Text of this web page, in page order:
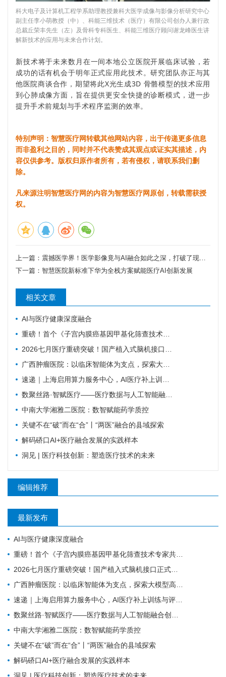
科大电子及计算机工程学系助理教授兼科大医学成像与影像分析研究中心
副主任李小萌教授（中）、科能三维技术（医疗）有限公司创办人兼行政
总裁丘荣丰先生（左）及骨科专科医生、科能三维医疗顾问谢龙峰医生讲
解新技术的应用与未来合作计划。
新技术将于未来数月在一间本地公立医院开展临床试验，若
成功的话有机会于明年正式应用此技术。研究团队亦正与其
他医院商谈合作，期望将此X光生成3D 骨骼模型的技术应用
到心肺成像方面，旨在提供更安全快捷的诊断模式，进一步
提升手术前规划与手术程序监测的效率。
特别声明：智慧医疗网转载其他网站内容，出于传递更多信息
而非盈利之目的，同时并不代表赞成其观点或证实其描述，内
容仅供参考。版权归原作者所有，若有侵权，请联系我们删
除。
凡来源注明智慧医疗网的内容为智慧医疗网原创，转载需获授
权。
上一篇： 震撼医学界！医学影像竟与AI融合如此之深，打破了现有医疗技术!
下一篇： 智慧医院新标准下华为全栈方案赋能医疗AI创新发展
相关文章
AI与医疗健康深度融合
重磅！首个《子宫内膜癌基因甲基化筛查技术专家共识（2026版）》正式发布！
2026七月医疗重磅突破！国产植入式脑机接口正式临床落地，瘫痪康复迎来质变
广西肿瘤医院：以临床智能体为支点，探索大模型高质量发展路径
速递｜上海启用算力服务中心，AI医疗补上训练与评测底座
数聚丝路·智赋医疗——医疗数据与人工智能融合创新实践
中南大学湘雅二医院：数智赋能药学质控
关键不在“破”而在“合”丨“两医”融合的县域探索
解码硚口AI+医疗融合发展的实践样本
洞见 | 医疗科技创新：塑造医疗技术的未来
编辑推荐
最新发布
AI与医疗健康深度融合
重磅！首个《子宫内膜癌基因甲基化筛查技术专家共识（2026版）》正式发布！
2026七月医疗重磅突破！国产植入式脑机接口正式临床落地，瘫痪康复迎来质变
广西肿瘤医院：以临床智能体为支点，探索大模型高质量发展路径
速递｜上海启用算力服务中心，AI医疗补上训练与评测底座
数聚丝路·智赋医疗——医疗数据与人工智能融合创新实践
中南大学湘雅二医院：数智赋能药学质控
关键不在“破”而在“合”丨“两医”融合的县域探索
解码硚口AI+医疗融合发展的实践样本